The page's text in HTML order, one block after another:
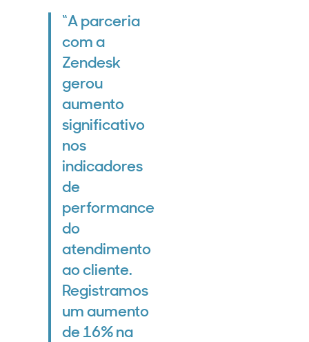
“A parceria
com a
Zendesk
gerou
aumento
significativo
nos
indicadores
de
performance
do
atendimento
ao cliente.
Registramos
um aumento
de 16% na